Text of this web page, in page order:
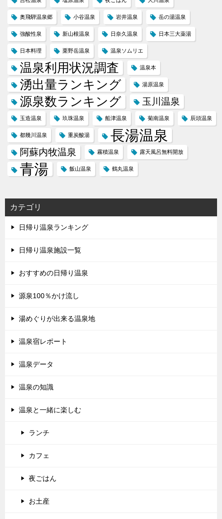
奥飛騨温泉郷 小谷温泉 岩井温泉 岳の湯温泉
強酸性泉 新山根温泉 日奈久温泉 日本三大薬湯
日本料理 栗野岳温泉 温泉ソムリエ
温泉利用状況調査 温泉本
湧出量ランキング 湯原温泉
源泉数ランキング 玉川温泉
玉造温泉 玖珠温泉 船津温泉 菊南温泉 辰頭温泉
都幾川温泉 重炭酸湯 長湯温泉
阿蘇内牧温泉 霧積温泉 露天風呂無料開放
青湯 飯山温泉 鶴丸温泉
カテゴリ
日帰り温泉ランキング
日帰り温泉施設一覧
おすすめの日帰り温泉
源泉100％かけ流し
湯めぐりが出来る温泉地
温泉宿レポート
温泉データ
温泉の知識
温泉と一緒に楽しむ
ランチ
カフェ
夜ごはん
お土産